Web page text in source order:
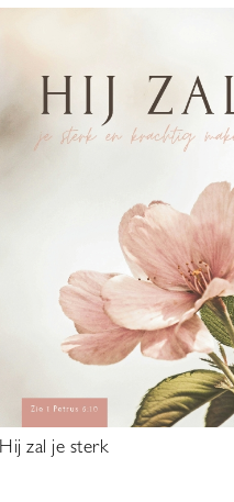
zal je sterk